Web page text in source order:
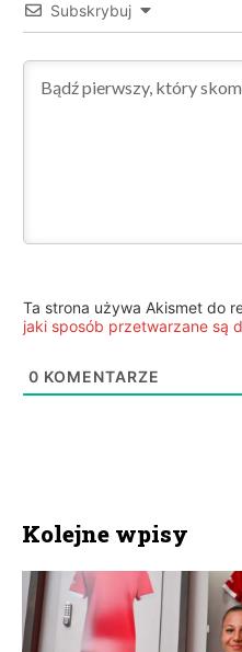
Subskrybuj
Ta strona używa Akismet do
jaki sposób przetwarzane są
0 KOMENTARZE
Kolejne wpisy